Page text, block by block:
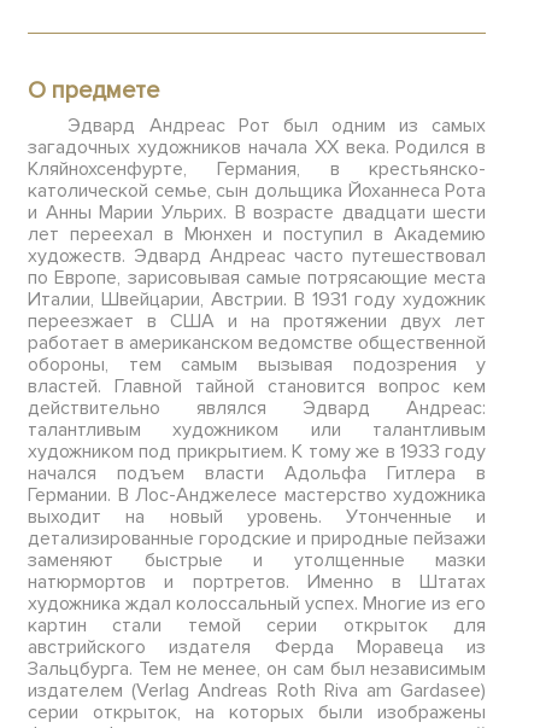
О предмете
Эдвард Андреас Рот был одним из самых
загадочных художников начала XX века. Родился в
Кляйнохсенфурте, Германия, в крестьянско-
католической семье, сын дольщика Йоханнеса Рота
и Анны Марии Ульрих. В возрасте двадцати шести
лет переехал в Мюнхен и поступил в Академию
художеств. Эдвард Андреас часто путешествовал
по Европе, зарисовывая самые потрясающие места
Италии, Швейцарии, Австрии. В 1931 году художник
переезжает в США и на протяжении двух лет
работает в американском ведомстве общественной
обороны, тем самым вызывая подозрения у
властей. Главной тайной становится вопрос кем
действительно являлся Эдвард Андреас:
талантливым художником или талантливым
художником под прикрытием. К тому же в 1933 году
начался подъем власти Адольфа Гитлера в
Германии. В Лос-Анджелесе мастерство художника
выходит на новый уровень. Утонченные и
детализированные городские и природные пейзажи
заменяют быстрые и утолщенные мазки
натюрмортов и портретов. Именно в Штатах
художника ждал колоссальный успех. Многие из его
картин стали темой серии открыток для
австрийского издателя Ферда Моравеца из
Зальцбурга. Тем не менее, он сам был независимым
издателем (Verlag Andreas Roth Riva am Gardasee)
серии открыток, на которых были изображены